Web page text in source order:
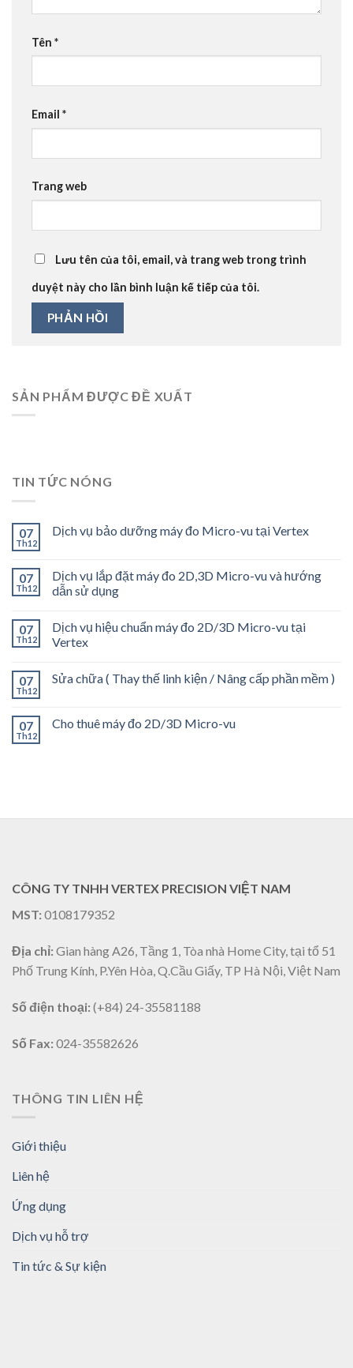
Tên *
Email *
Trang web
Lưu tên của tôi, email, và trang web trong trình
duyệt này cho lần bình luận kế tiếp của tôi.
SẢN PHẨM ĐƯỢC ĐỀ XUẤT
TIN TỨC NÓNG
07
Th12
Dịch vụ bảo dưỡng máy đo Micro-vu tại Vertex
07
Th12
Dịch vụ lắp đặt máy đo 2D,3D Micro-vu và hướng
dẫn sử dụng
07
Th12
Dịch vụ hiệu chuẩn máy đo 2D/3D Micro-vu tại
Vertex
07
Th12
Sửa chữa ( Thay thế linh kiện / Nâng cấp phần mềm )
07
Th12
Cho thuê máy đo 2D/3D Micro-vu
CÔNG TY TNHH VERTEX PRECISION VIỆT NAM
MST: 0108179352
Địa chỉ: Gian hàng A26, Tầng 1, Tòa nhà Home City, tại tổ 51
Phố Trung Kính, P.Yên Hòa, Q.Cầu Giấy, TP Hà Nội, Việt Nam
Số điện thoại: (+84) 24-35581188
Số Fax: 024-35582626
THÔNG TIN LIÊN HỆ
Giới thiệu
Liên hệ
Ứng dụng
Dịch vụ hỗ trợ
Tin tức & Sự kiện